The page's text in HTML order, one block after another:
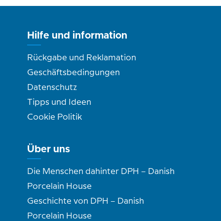
Hilfe und information
Rückgabe und Reklamation
Geschäftsbedingungen
Datenschutz
Tipps und Ideen
Cookie Politik
Über uns
Die Menschen dahinter DPH – Danish
Porcelain House
Geschichte von DPH – Danish
Porcelain House